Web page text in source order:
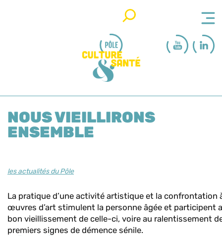
NOUS VIEILLIRONS
ENSEMBLE
les actualités du Pôle
La pratique d’une activité artistique et la confrontation
œuvres d’art stimulent la personne âgée et participent
bon vieillissement de celle-ci, voire au ralentissement
premiers signes de démence sénile.